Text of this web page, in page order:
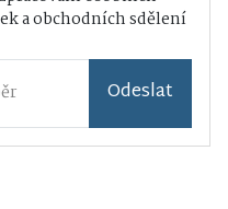
a obchodních sdělení
Odeslat